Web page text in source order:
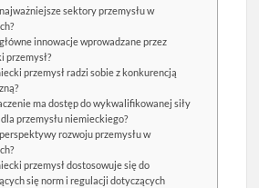
sektory przemysłu w
innowacje wprowadzane przez
przemysł?
przemysł radzi sobie z konkurencją
ma dostęp do wykwalifikowanej siły
przemysłu niemieckiego?
rozwoju przemysłu w
przemysł dostosowuje się do
się norm i regulacji dotyczących